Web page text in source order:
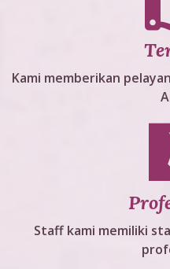
Kami memberikan
Staff kami memiliki